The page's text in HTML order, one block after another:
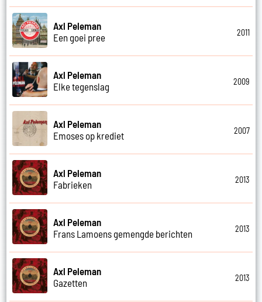
Axl Peleman
Een goei pree
2011
Axl Peleman
Elke tegenslag
2009
Axl Peleman
Emoses op krediet
2007
Axl Peleman
Fabrieken
2013
Axl Peleman
Frans Lamoens gemengde berichten
2013
Axl Peleman
Gazetten
2013